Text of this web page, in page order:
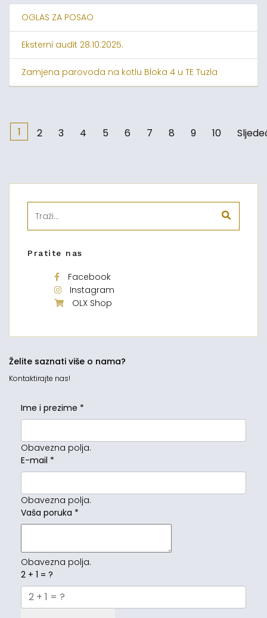
OGLAS ZA POSAO
Eksterni audit 28.10.2025.
Zamjena parovoda na kotlu Bloka 4 u TE Tuzla
1 2 3 4 5 6 7 8 9 10
Pratite nas
Facebook
Instagram
OLX Shop
Želite saznati više o nama?
Kontaktirajte nas!
Ime i prezime *
Obavezna polja.
E-mail *
Obavezna polja.
Vaša poruka *
Obavezna polja.
2 + 1 = ?